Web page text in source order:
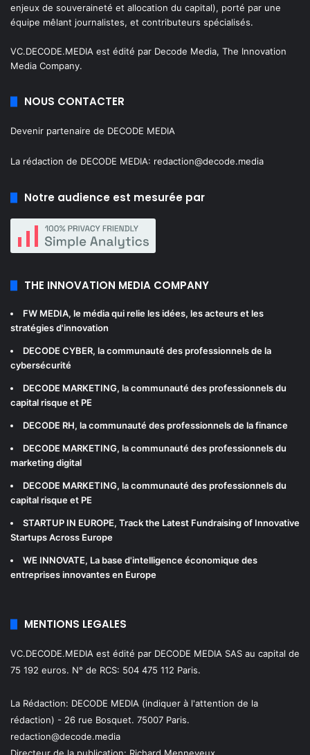
enjeux de souveraineté et allocation du capital), porté par une
équipe mêlant journalistes, et contributeurs spécialisés.
VC.DECODE.MEDIA est édité par Decode Media, The Innovation
Media Company.
NOUS CONTACTER
Devenir partenaire de DECODE MEDIA
La rédaction de DECODE MEDIA: redaction@decode.media
Notre audience est mesurée par
THE INNOVATION MEDIA COMPANY
FW MEDIA, le média qui relie les idées, les acteurs et les
stratégies d'innovation
DECODE CYBER, la communauté des professionnels de la
cybersécurité
DECODE MARKETING, la communauté des professionnels du
capital risque et PE
DECODE RH, la communauté des professionnels de la finance
DECODE MARKETING, la communauté des professionnels du
marketing digital
DECODE MARKETING, la communauté des professionnels du
capital risque et PE
STARTUP IN EUROPE, Track the Latest Fundraising of Innovative
Startups Across Europe
WE INNOVATE, La base d'intelligence économique des
entreprises innovantes en Europe
MENTIONS LEGALES
VC.DECODE.MEDIA est édité par DECODE MEDIA SAS au capital de
75 192 euros. N° de RCS: 504 475 112 Paris.
La Rédaction: DECODE MEDIA (indiquer à l'attention de la
rédaction) - 26 rue Bosquet. 75007 Paris.
redaction@decode.media